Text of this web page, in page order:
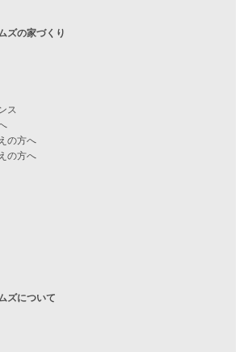
報
落ちた方・
れた方へ
建てる方法